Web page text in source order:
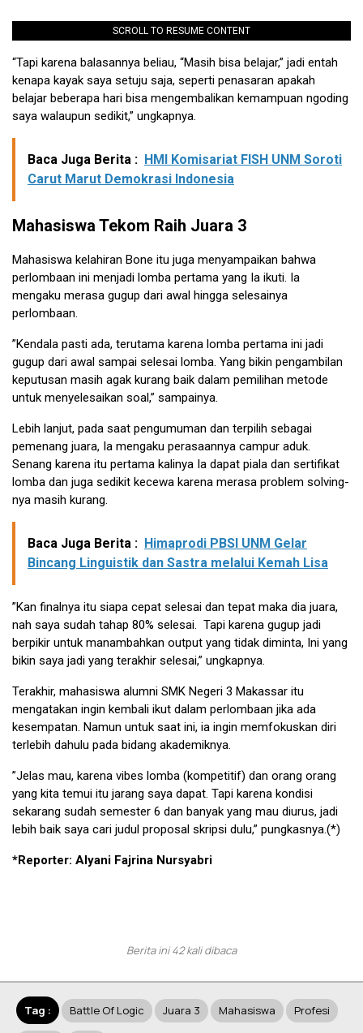
SCROLL TO RESUME CONTENT
“Tapi karena balasannya beliau, “Masih bisa belajar,” jadi entah
kenapa kayak saya setuju saja, seperti penasaran apakah
belajar beberapa hari bisa mengembalikan kemampuan ngoding
saya walaupun sedikit,” ungkapnya.
Baca Juga Berita : HMI Komisariat FISH UNM Soroti
Carut Marut Demokrasi Indonesia
Mahasiswa Tekom Raih Juara 3
Mahasiswa kelahiran Bone itu juga menyampaikan bahwa
perlombaan ini menjadi lomba pertama yang Ia ikuti. Ia
mengaku merasa gugup dari awal hingga selesainya
perlombaan.
”Kendala pasti ada, terutama karena lomba pertama ini jadi
gugup dari awal sampai selesai lomba. Yang bikin pengambilan
keputusan masih agak kurang baik dalam pemilihan metode
untuk menyelesaikan soal,” sampainya.
Lebih lanjut, pada saat pengumuman dan terpilih sebagai
pemenang juara, Ia mengaku perasaannya campur aduk.
Senang karena itu pertama kalinya Ia dapat piala dan sertifikat
lomba dan juga sedikit kecewa karena merasa problem solving-
nya masih kurang.
Baca Juga Berita : Himaprodi PBSI UNM Gelar
Bincang Linguistik dan Sastra melalui Kemah Lisa
”Kan finalnya itu siapa cepat selesai dan tepat maka dia juara,
nah saya sudah tahap 80% selesai. Tapi karena gugup jadi
berpikir untuk manambahkan output yang tidak diminta, Ini yang
bikin saya jadi yang terakhir selesai,” ungkapnya.
Terakhir, mahasiswa alumni SMK Negeri 3 Makassar itu
mengatakan ingin kembali ikut dalam perlombaan jika ada
kesempatan. Namun untuk saat ini, ia ingin memfokuskan diri
terlebih dahulu pada bidang akademiknya.
”Jelas mau, karena vibes lomba (kompetitif) dan orang orang
yang kita temui itu jarang saya dapat. Tapi karena kondisi
sekarang sudah semester 6 dan banyak yang mau diurus, jadi
lebih baik saya cari judul proposal skripsi dulu,” pungkasnya.(*)
*Reporter: Alyani Fajrina Nursyabri
Berita ini 42 kali dibaca
Tag : Battle Of Logic Juara 3 Mahasiswa Profesi